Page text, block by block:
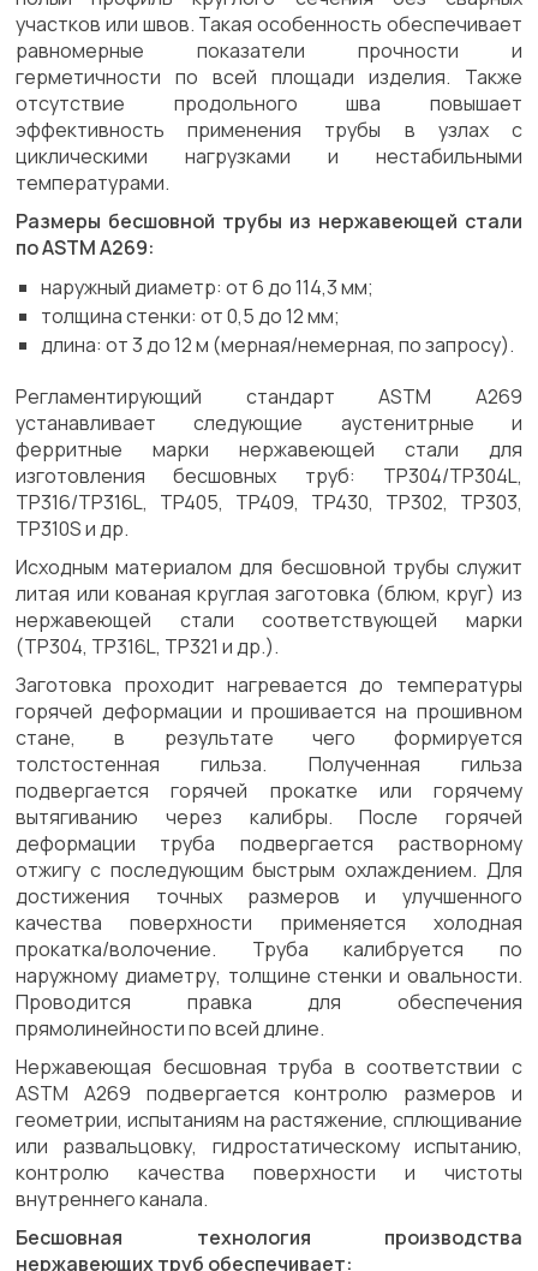
участков или швов. Такая особенность обеспечивает
равномерные показатели прочности и
герметичности по всей площади изделия. Также
отсутствие продольного шва повышает
эффективность применения трубы в узлах с
циклическими нагрузками и нестабильными
температурами.
Размеры бесшовной трубы из нержавеющей стали
по ASTM A269:
наружный диаметр: от 6 до 114,3 мм;
толщина стенки: от 0,5 до 12 мм;
длина: от 3 до 12 м (мерная/немерная, по запросу).
Регламентирующий стандарт ASTM A269
устанавливает следующие аустенитрные и
ферритные марки нержавеющей стали для
изготовления бесшовных труб: TP304/TP304L,
TP316/TP316L, TP405, TP409, TP430, TP302, TP303,
TP310S и др.
Исходным материалом для бесшовной трубы служит
литая или кованая круглая заготовка (блюм, круг) из
нержавеющей стали соответствующей марки
(TP304, TP316L, TP321 и др.).
Заготовка проходит нагревается до температуры
горячей деформации и прошивается на прошивном
стане, в результате чего формируется
толстостенная гильза. Полученная гильза
подвергается горячей прокатке или горячему
вытягиванию через калибры. После горячей
деформации труба подвергается растворному
отжигу с последующим быстрым охлаждением. Для
достижения точных размеров и улучшенного
качества поверхности применяется холодная
прокатка/волочение. Труба калибруется по
наружному диаметру, толщине стенки и овальности.
Проводится правка для обеспечения
прямолинейности по всей длине.
Нержавеющая бесшовная труба в соответствии с
ASTM A269 подвергается контролю размеров и
геометрии, испытаниям на растяжение, сплющивание
или развальцовку, гидростатическому испытанию,
контролю качества поверхности и чистоты
внутреннего канала.
Бесшовная технология производства
нержавеющих труб обеспечивает: